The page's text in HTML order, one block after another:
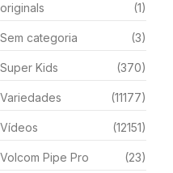
originals (1)
Sem categoria (3)
Super Kids (370)
Variedades (11177)
Vídeos (12151)
Volcom Pipe Pro (23)